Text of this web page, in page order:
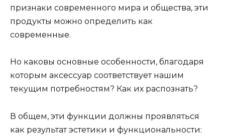
признаки современного мира и общества, эти
продукты можно определить как
современные.
Но каковы основные особенности, благодаря
которым аксессуар соответствует нашим
текущим потребностям? Как их распознать?
В общем, эти функции должны проявляться
как результат эстетики и функциональности: